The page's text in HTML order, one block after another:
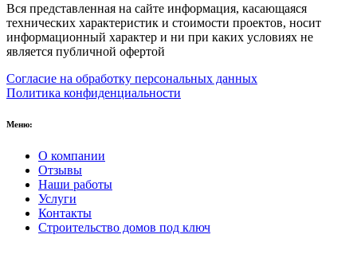
Вся представленная на сайте информация, касающаяся
технических характеристик и стоимости проектов, носит
информационный характер и ни при каких условиях не
является публичной офертой
Согласие на обработку персональных данных
Политика конфиденциальности
Меню:
О компании
Отзывы
Наши работы
Услуги
Контакты
Строительство домов под ключ